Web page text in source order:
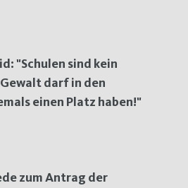
"Schulen sind kein
darf in den
einen Platz haben!"
zum Antrag der